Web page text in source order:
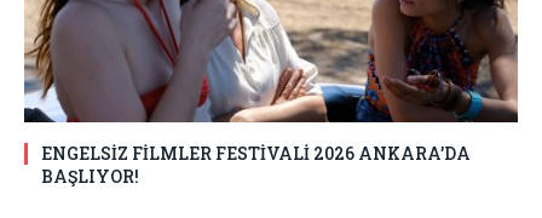
ENGELSİZ FİLMLER FESTİVALİ 2026 ANKARA’DA
BAŞLIYOR!